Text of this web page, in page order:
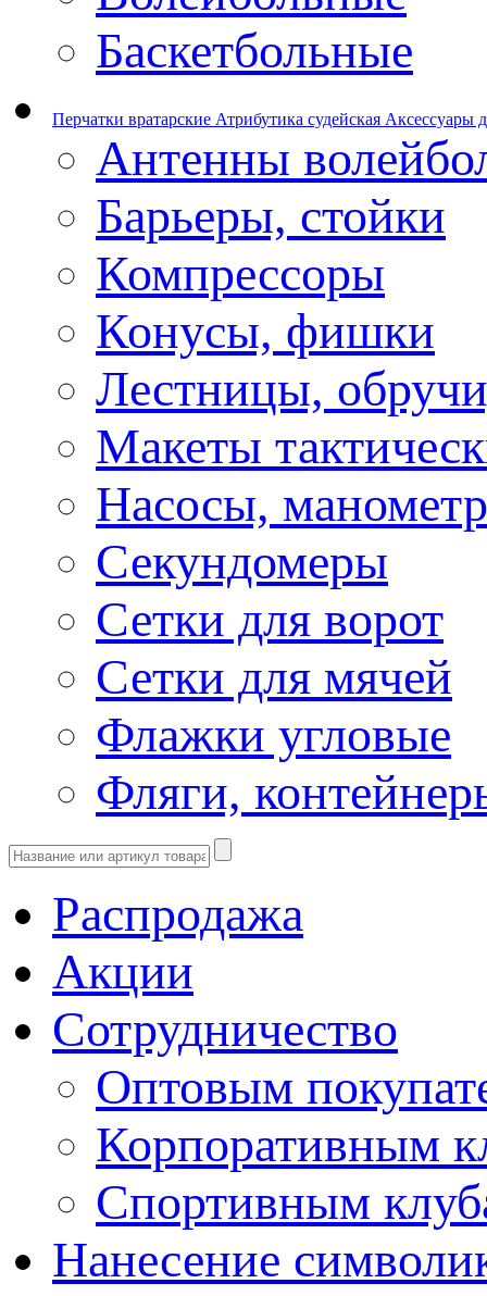
Баскетбольные
Перчатки вратарские Атрибутика судейская Аксессуары
Антенны
Барьеры, стойки
Компрессоры
Конусы, фишки
Лестницы,
Макеты
Насосы,
Секундомеры
Сетки для ворот
Сетки для мячей
Флажки угловые
Фляги,
Распродажа
Акции
Сотрудничество
Оптовым
Корпоративным
Спортивным
Нанесение